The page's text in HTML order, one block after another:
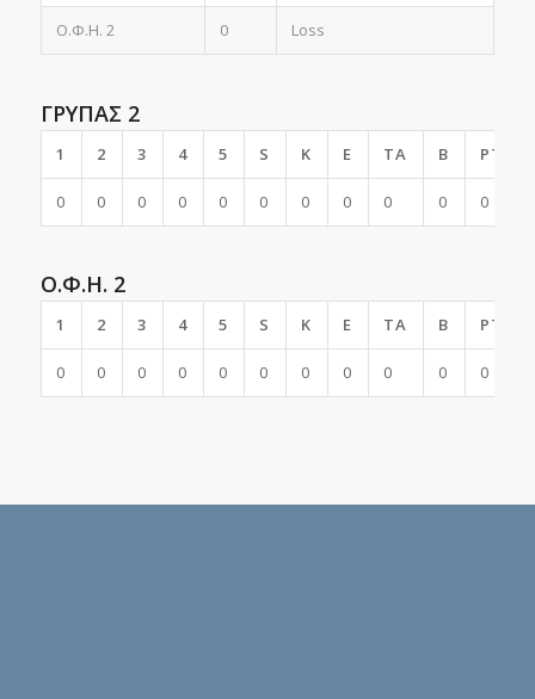
Ο.Φ.Η. 2 0 Loss
ΓΡΥΠΑΣ 2
1 2 3 4 5 S K E TA B PTS
0 0 0 0 0 0 0 0 0 0 0
Ο.Φ.Η. 2
1 2 3 4 5 S K E TA B PTS
0 0 0 0 0 0 0 0 0 0 0